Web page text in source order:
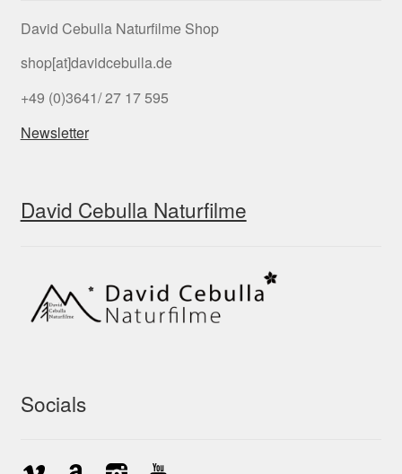
David Cebulla Naturfilme Shop
shop[at]davidcebulla.de
+49 (0)3641/ 27 17 595
Newsletter
David Cebulla Naturfilme
Socials